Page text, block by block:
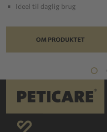
Ideel til daglig brug
OM PRODUKTET